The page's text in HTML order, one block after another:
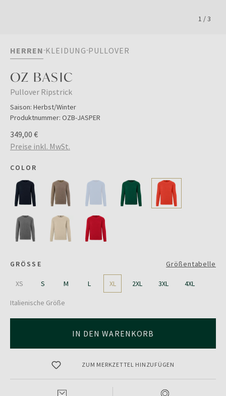
1 /3
HERREN KLEIDUNG PULLOVER
OZ BASIC
Pullover Ripstrick
Saison: Herbst/Winter
Produktnummer: OZB-JASPER
349,00 €
Preise inkl. MwSt.
COLOR
GRÖSSE Größentabelle
XS S M L XL 2XL 3XL 4XL
Italienische Größe
IN DEN WARENKORB
ZUM MERKZETTEL HINZUFÜGEN